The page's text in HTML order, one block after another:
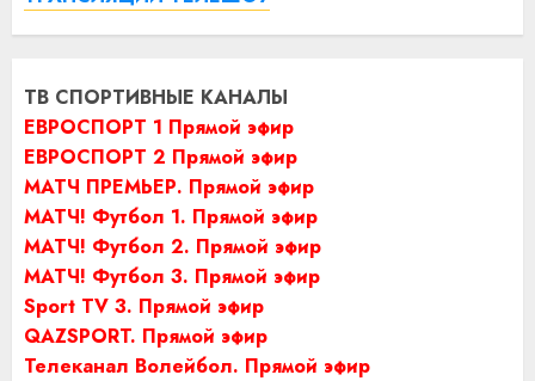
ТВ СПОРТИВНЫЕ КАНАЛЫ
ЕВРОСПОРТ 1 Прямой эфир
ЕВРОСПОРТ 2 Прямой эфир
МАТЧ ПРЕМЬЕР. Прямой эфир
МАТЧ! Футбол 1. Прямой эфир
МАТЧ! Футбол 2. Прямой эфир
МАТЧ! Футбол 3. Прямой эфир
Sport TV 3. Прямой эфир
QAZSPORT. Прямой эфир
Телеканал Волейбол. Прямой эфир